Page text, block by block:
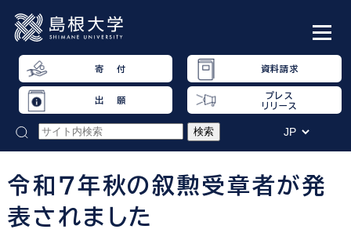
寄 付 資料請求
出 願
プレス
リリース
令和７年秋の叙勲受章者が発
表されました